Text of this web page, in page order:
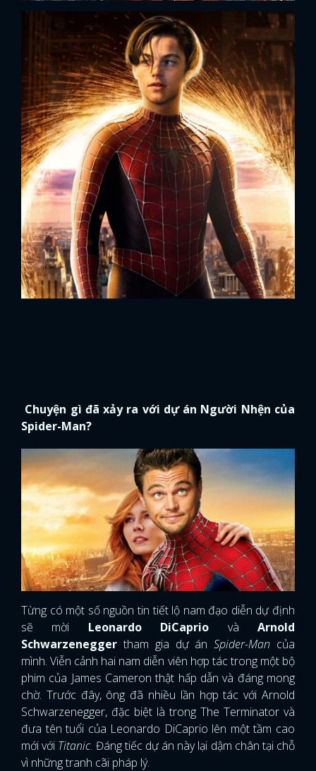
Chuyện gì đã xảy ra với dự án Người Nhện của
Spider-Man?
Từng có một số nguồn tin tiết lộ nam đạo diễn dự định
sẽ mời Leonardo DiCaprio vàArnold
Schwarzenegger tham gia dự ánSpider-Man của
mình. Viễn cảnh hai nam diễn viên hợp tác trong một bộ
phim của James Cameron thật hấp dẫn và đáng mong
chờ. Trước đây, ông đã nhiều lần hợp tác với Arnold
Schwarzenegger, đặc biệt là trong The Terminator và
đưa tên tuổi của Leonardo DiCaprio lên một tầm cao
mới với Titanic. Đáng tiếc dự án này lại dậm chân tại chỗ
vì những tranh cãi pháp lý.